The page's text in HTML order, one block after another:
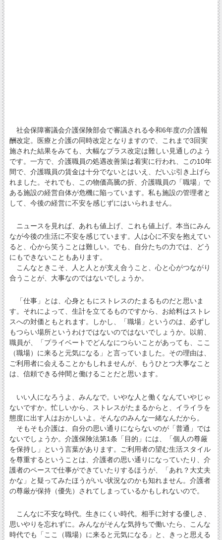
社会保障審議会介護保険部会で審議される令和6年度の介護報
酬改定。医療と介護の同時改定となりますので、これまで3回実
施された結果をみても、大幅なプラス改定は難しい見通しのよう
です。一方で、介護職員の処遇改善策は着実に行われ、この10年
間で、介護職員の賃金は十分でないとはいえ、だいぶ引き上げら
れました。それでも、この物価高騰の折、介護職員の「職場」で
ある施設の経営自体が危機に陥っています。私も施設の管理者と
して、今後の経営に不安を感じずにはいられません。
ニュースを見れば、あれも値上げ、これも値上げ。本当にみん
なが今後の生活に不安を感じています。人は心に不安を抱えてい
ると、心から笑うことは難しい。でも、自分たちの力では、どう
にもできないこともあります。
こんなときこそ、人と人とが支え合うこと、心と心がつながり
合うことが、大事なのではないでしょうか。
「仕事」とは、心身ともにストレスのたまるものだと思いま
す。それによって、生計を立てるものですから、お給料はストレ
スへの対価ともとれます。しかし、「職場」というのは、必ずし
もつらい場所というわけではないのではないでしょうか。以前、
職員が、「プライベートでどんなにつらいことがあっても、ここ
（職場）に来ると元気になる」と言っていました。その理由は、
ご利用者に会えることかもしれませんが、もうひとつ大事なこと
は、信頼できる仲間と働けることだと思います。
いい人になろうよ、みんなで。いやな人と働くなんていやじゃ
ないですか。忙しいから、ストレスがたまるからと、イライラを
態度に出す人はおかしいよ。そんなのみんな一緒なんだから。
そもそも介護は、自分の思い通りにならないのが「普通」では
ないでしょうか。介護保険法第1条「目的」には、「個人の尊厳
を保持し」という言葉があります。ご利用者の望む生活スタイル
を尊重するということは、介護者の思い通りになっていたり、介
護者のペースで仕事ができていたりするほうが、「あれ？大丈夫
かな」と疑ってみたほうがいい状況なのかも知れません。介護者
の尊厳が保持（優先）されてしまっているかもしれないので。
こんなに不安な時代。生きにくい時代。相手に対する優しさ、
思いやりを忘れずに。みんながそんな気持ちで働いたら、こんな
時代でも「ここ（職場）に来ると元気になる」と、きっと思える